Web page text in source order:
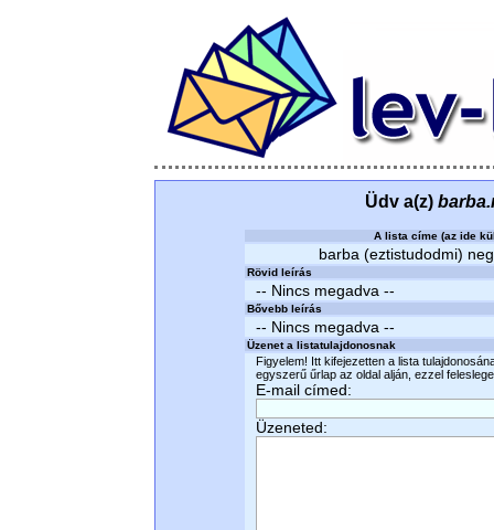
Üdv a(z)
A lista címe (az ide
barba (eztistudodmi)
Rövid leírás
-- Nincs megadva --
Bővebb leírás
-- Nincs megadva --
Üzenet a listatulajdonosnak
Figyelem! Itt kifejezetten a lista
egyszerű űrlap az oldal alján, ezzel
E-mail címed:
Üzeneted: